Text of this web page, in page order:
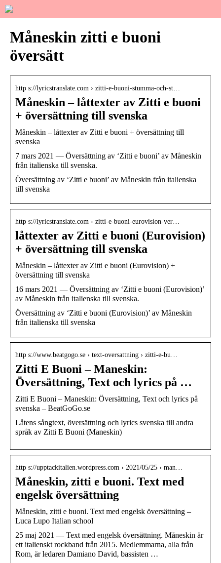
Måneskin zitti e buoni
översätt
http s://lyricstranslate.com › zitti-e-buoni-stumma-och-st…
Måneskin – låttexter av Zitti e buoni
+ översättning till svenska
Måneskin – låttexter av Zitti e buoni + översättning till
svenska
7 mars 2021 — Översättning av ‘Zitti e buoni’ av Måneskin
från italienska till svenska.
Översättning av ‘Zitti e buoni’ av Måneskin från italienska
till svenska
http s://lyricstranslate.com › zitti-e-buoni-eurovision-ver…
låttexter av Zitti e buoni (Eurovision)
+ översättning till svenska
Måneskin – låttexter av Zitti e buoni (Eurovision) +
översättning till svenska
16 mars 2021 — Översättning av ‘Zitti e buoni (Eurovision)’
av Måneskin från italienska till svenska.
Översättning av ‘Zitti e buoni (Eurovision)’ av Måneskin
från italienska till svenska
http s://www.beatgogo.se › text-oversattning › zitti-e-bu…
Zitti E Buoni – Maneskin:
Översättning, Text och lyrics på …
Zitti E Buoni – Maneskin: Översättning, Text och lyrics på
svenska – BeatGoGo.se
Låtens sångtext, översättning och lyrics svenska till andra
språk av Zitti E Buoni (Maneskin)
http s://upptackitalien.wordpress.com › 2021/05/25 › man…
Måneskin, zitti e buoni. Text med
engelsk översättning
Måneskin, zitti e buoni. Text med engelsk översättning –
Luca Lupo Italian school
25 maj 2021 — Text med engelsk översättning. Måneskin är
ett italienskt rockband från 2015. Medlemmarna, alla från
Rom, är ledaren Damiano David, bassisten …